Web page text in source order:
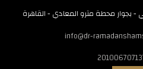
info@dr-